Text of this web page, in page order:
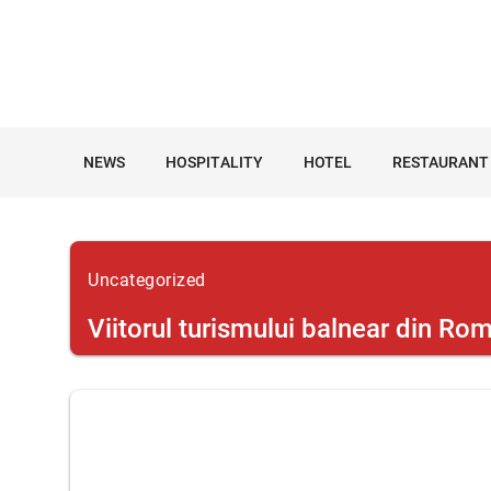
NEWS HOSPITALITY HOTEL RESTAURANT
Uncategorized
Viitorul turismului balnear din